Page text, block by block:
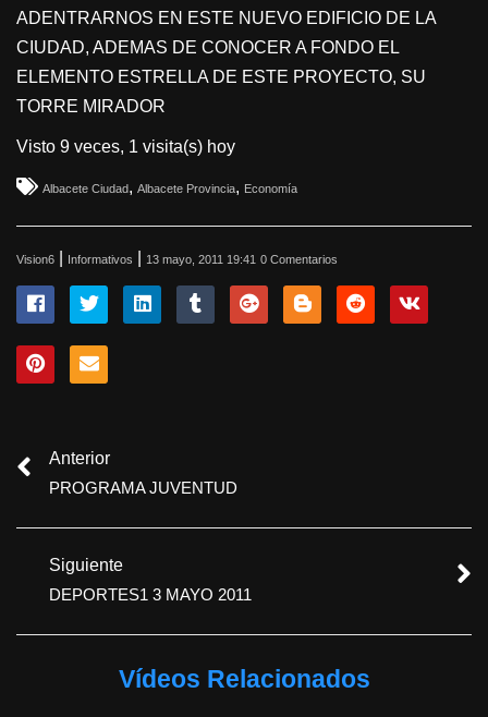
ADENTRARNOS EN ESTE NUEVO EDIFICIO DE LA
CIUDAD, ADEMAS DE CONOCER A FONDO EL
ELEMENTO ESTRELLA DE ESTE PROYECTO, SU
TORRE MIRADOR
Visto 9 veces, 1 visita(s) hoy
Albacete Ciudad, Albacete Provincia, Economía
Vision6 Informativos 13 mayo, 2011 19:41 0 Comentarios
Anterior
PROGRAMA JUVENTUD
Siguiente
DEPORTES1 3 MAYO 2011
Vídeos Relacionados